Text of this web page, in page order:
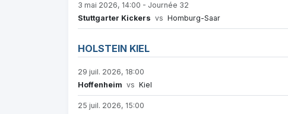
3 mai 2026, 14:00 - Journée 32
Stuttgarter Kickers vs Homburg-Saar
HOLSTEIN KIEL
29 juil. 2026, 18:00
Hoffenheim vs Kiel
25 juil. 2026, 15:00